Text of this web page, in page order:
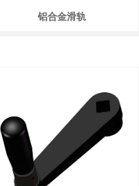
铝合金滑轨